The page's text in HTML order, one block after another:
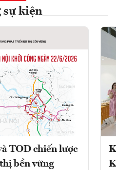
sự kiện
TOD chiến lược
bền vững